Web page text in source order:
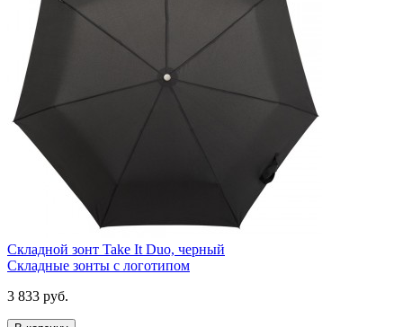
Складной зонт Take It Duo, черный
Складные зонты с логотипом
3 833 руб.